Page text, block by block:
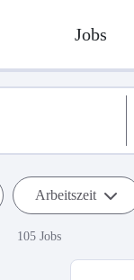
Jobs
Arbeitszeit
105 Jobs